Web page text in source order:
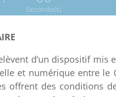
Seconde(s)
d’un dispositif mis
et numérique entre le
offrent des conditions